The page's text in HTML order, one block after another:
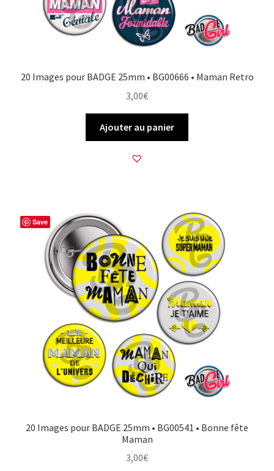
20 Images pour BADGE 25mm • BG00666 • Maman Retro
3,00€
Ajouter au panier
Save
20 Images pour BADGE 25mm • BG00541 • Bonne fête
Maman
3,00€